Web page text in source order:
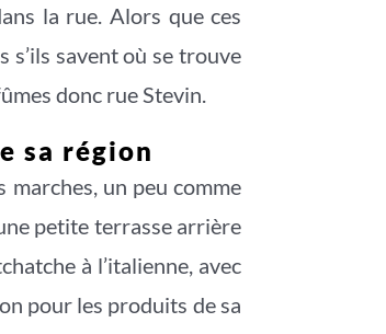
la rue. Alors que ces
savent où se trouve
donc rue Stevin.
sa région
un peu comme
petite terrasse arrière
à l’italienne, avec
pour les produits de sa